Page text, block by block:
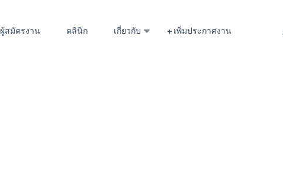
ผู้สมัครงาน คลินิก เกี่ยวกับ + เพิ่มประกาศงาน